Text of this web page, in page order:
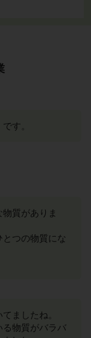
す。
質がありま
つの物質にな
ましたね。
物質がバラバ